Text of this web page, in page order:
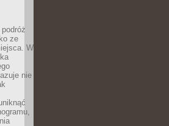
ze
W
nie